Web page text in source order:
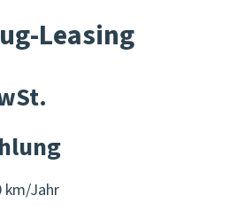
Leasing
km/Jahr